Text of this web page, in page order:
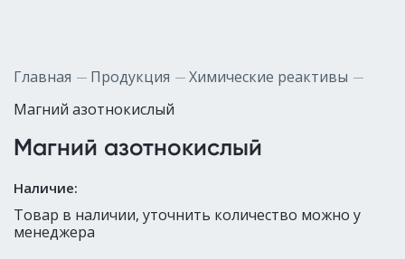
Главная Продукция
Химические реактивы
Магний азотнокислый
Магний азотнокислый
Наличие:
Товар в наличии, уточнить количество можно у
менеджера